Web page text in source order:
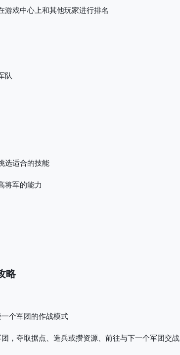
游戏中心上和其他玩家进行排名
队
选适合的技能
将军的能力
略
个军团的作战模式
，夺取据点、造兵或攒资源、前往与下一个军团交战